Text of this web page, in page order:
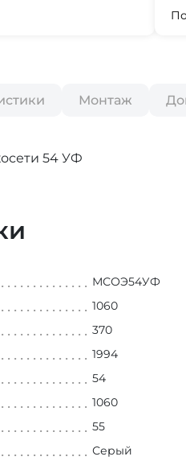
Монтаж
54 УФ
МСОЭ54УФ
1060
370
1994
54
1060
55
Серый